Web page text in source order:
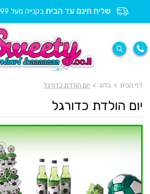
שליח חינם עד הבית בקנייה מעל 299 ₪
דף הבית > בלוג > יום הולדת כדורגל
יום הולדת כדורגל